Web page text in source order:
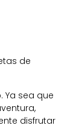
de
Ya sea que
disfrutar